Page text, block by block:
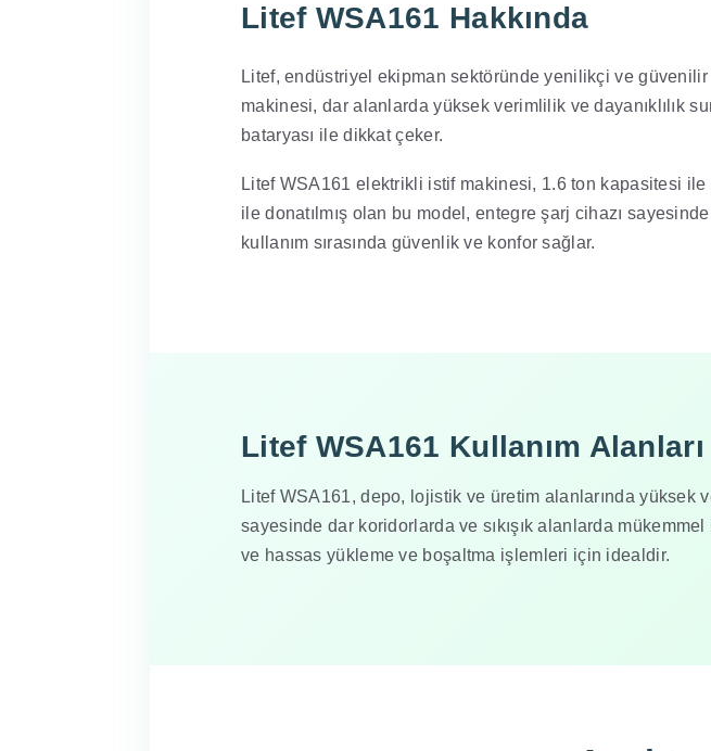
Litef WSA161 Hakkında
Litef, endüstriyel ekipman sektöründe yenilikçi ve
makinesi, dar alanlarda yüksek verimlilik ve dayanıklılık
bataryası ile dikkat çeker.
Litef WSA161 elektrikli istif makinesi, 1.6 ton kapasitesi
ile donatılmış olan bu model, entegre şarj cihazı
kullanım sırasında güvenlik ve konfor sağlar.
Litef WSA161 Kullanım Alanları
Litef WSA161, depo, lojistik ve üretim alanlarında yüksek
sayesinde dar koridorlarda ve sıkışık alanlarda
ve hassas yükleme ve boşaltma işlemleri için idealdir.